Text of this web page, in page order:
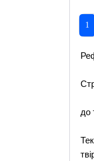
1
до